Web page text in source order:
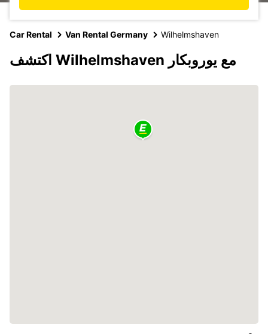
Car Rental Van Rental Germany Wilhelmshaven
اكتشف Wilhelmshaven مع يوروبكار